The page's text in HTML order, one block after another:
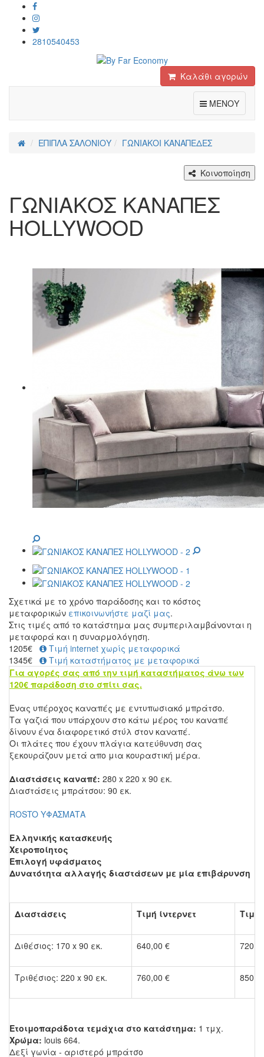
2810540453
Καλάθι αγορών
ΜΕΝΟΥ
ΕΠΙΠΛΑ ΣΑΛΟΝΙΟΥ ΓΩΝΙΑΚΟΙ ΚΑΝΑΠΕΔΕΣ
Κοινοποίηση
ΓΩΝΙΑΚΟΣ ΚΑΝΑΠΕΣ
HOLLYWOOD
Σχετικά με το χρόνο παράδοσης και το κόστος
μεταφορικών επικοινωνήστε μαζί μας.
Στις τιμές από το κατάστημα μας συμπεριλαμβάνονται η
μεταφορά και η συναρμολόγηση.
1205€
Τιμή internet χωρίς μεταφορικά
1345€
Τιμή καταστήματος με μεταφορικά
Για αγορές σας από την τιμή καταστήματος άνω των
120€ παράδοση στο σπίτι σας.
Ένας υπέροχος καναπές με εντυπωσιακό μπράτσο.
Τα γαζιά που υπάρχουν στο κάτω μέρος του καναπέ
δίνουν ένα διαφορετικό στύλ στον καναπέ.
Οι πλάτες που έχουν πλάγια κατεύθυνση σας
ξεκουράζουν μετά απο μια κουραστική μέρα.
Διαστάσεις καναπέ: 280 x 220 x 90 εκ.
Διαστάσεις μπράτσου: 90 εκ.
ROSTO ΥΦΑΣΜΑΤΑ
Ελληνικής κατασκευής
Χειροποίητος
Επιλογή υφάσματος
Δυνατότητα αλλαγής διαστάσεων με μία επιβάρυνση
Διαστάσεις Τιμή ίντερνετ Τιμή
Διθέσιος: 170 x 90 εκ. 640,00 €
Τριθέσιος: 220 x 90 εκ. 760,00 €
Ετοιμοπαράδοτα τεμάχια στο κατάστημα: 1 τμχ.
Χρώμα: louis 664.
Δεξί γωνία - αριστερό μπράτσο